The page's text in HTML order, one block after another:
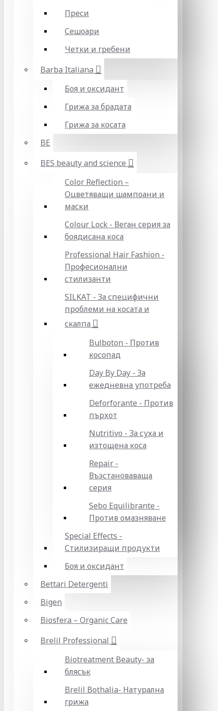
Преси
Сешоари
Четки и гребени
Barba Italiana
Боя и оксидант
Грижа за брадата
Грижа за косата
BE
BES beauty and science
Color Reflection –
Оцветяващи шампоани и
маски
Colour Lock - Веган серия за
боядисана коса
Professional Hair Fashion -
Професионални
стилизанти
SILKAT - За специфични
проблеми на косата и
скалпа
Bulboton - Против
косопад
Day By Day - За
ежедневна употреба
Deforforante - Против
пърхот
Nutritivo - За суха и
изтощена коса
Repair -
Възстановаваща
серия
Sebo Equilibrante -
Против омазняване
Special Effects -
Стилизиращи продукти
Боя и оксидант
Bettari Detergenti
Bigen
Biosfera – Organic Care
Brelil Professional
Biotreatment Beauty- за
блясък
Brelil Bothalia- Натурална
грижа